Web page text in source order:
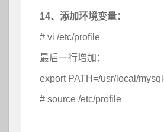
14、添加环境变量：
# vi /etc/profile
最后一行增加：
export PATH=/usr/local/
# source /etc/profile